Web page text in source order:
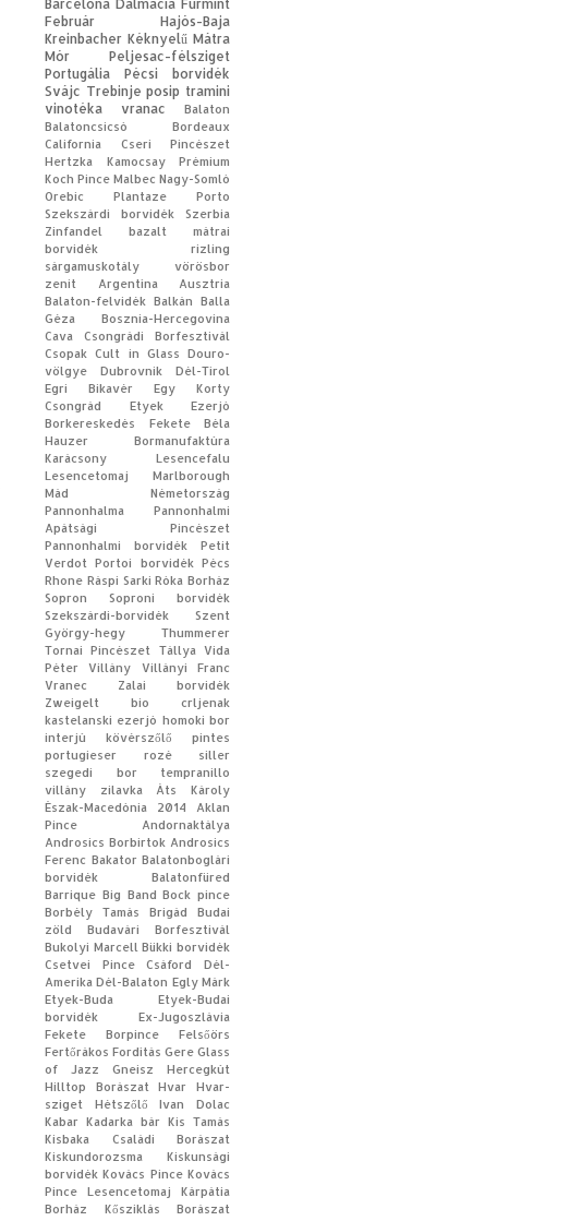
Barcelona Dalmácia Furmint
Február
Hajós-Baja
Kreinbacher Kéknyelű Mátra
Mór
Peljesac-félsziget
Portugália
Pécsi borvidék
Svájc Trebinje posip tramini
vinotéka
vranac
Balaton
Balatoncsicsó
Bordeaux
California
Cseri Pincészet
Hertzka
Kamocsay Prémium
Koch Pince Malbec Nagy-Somló
Orebic
Plantaze
Porto
Szekszárdi borvidék
Szerbia
Zinfandel
bazalt
mátrai
borvidék
rizling
sárgamuskotály
vörösbor
zenit
Argentína
Ausztria
Balaton-felvidék Balkán Balla
Géza
Bosznia-Hercegovina
Cava
Csongrádi Borfesztivál
Csopak Cult in Glass Douro-
völgye
Dubrovnik
Dél-Tirol
Egri Bikavér
Egy Korty
Csongrád
Etyek
Ezerjó
Borkereskedés
Fekete Béla
Hauzer Bormanufaktúra
Karácsony
Lesencefalu
Lesencetomaj
Marlborough
Mád
Németország
Pannonhalma
Pannonhalmi
Apátsági Pincészet
Pannonhalmi borvidék
Petit
Verdot Portoi borvidék Pécs
Rhone Ráspi Sarki Róka Borház
Sopron
Soproni borvidék
Szekszárdi-borvidék
Szent
György-hegy
Thummerer
Tornai Pincészet Tállya Vida
Péter
Villány
Villányi Franc
Vranec
Zalai borvidék
Zweigelt
bio
crljenak
kastelanski ezerjó homoki bor
interjú
kövérszőlő
pintes
portugieser
rozé
siller
szegedi bor
tempranillo
villány
zilavka
Áts Károly
Észak-Macedónia
2014
Aklan
Pince
Andornaktálya
Androsics Borbirtok Androsics
Ferenc Bakator Balatonboglári
borvidék
Balatonfüred
Barrique Big Band Bock pince
Borbély Tamás
Brigád
Budai
zöld
Budavári Borfesztivál
Bukolyi Marcell Bükki borvidék
Csetvei Pince
Csáford
Dél-
Amerika Dél-Balaton Egly Márk
Etyek-Buda
Etyek-Budai
borvidék
Ex-Jugoszlávia
Fekete Borpince
Felsőörs
Fertőrákos Fordítás Gere Glass
of Jazz
Gneisz
Hercegkút
Hilltop Borászat
Hvar
Hvar-
sziget
Hétszőlő
Ivan Dolac
Kabar Kadarka bár Kis Tamás
Kisbaka Családi Borászat
Kiskundorozsma
Kiskunsági
borvidék Kovács Pince Kovács
Pince Lesencetomaj
Kárpátia
Borház
Kősziklás Borászat